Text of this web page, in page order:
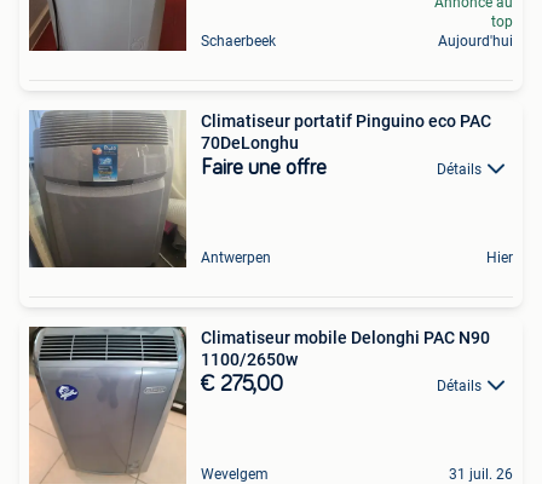
Schaerbeek
top
Aujourd'hui
Climatiseur portatif Pinguino eco PAC
70DeLonghu
Faire une offre Détails
Antwerpen Hier
Climatiseur mobile Delonghi PAC N90
1100/2650w
€ 275,00 Détails
Wevelgem 31 juil. 26